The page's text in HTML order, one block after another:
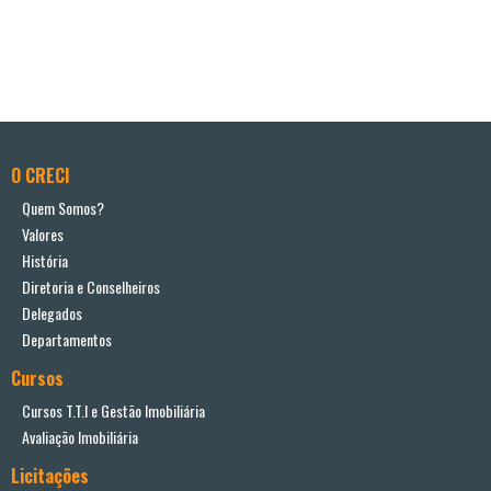
O CRECI
Quem Somos?
Valores
História
Diretoria e Conselheiros
Delegados
Departamentos
Cursos
Cursos T.T.I e Gestão Imobiliária
Avaliação Imobiliária
Licitações